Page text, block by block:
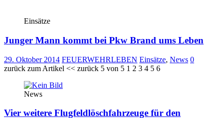
Einsätze
Junger Mann kommt bei Pkw Brand ums Leben
29. Oktober 2014 FEUERWEHRLEBEN Einsätze, News 0
zurück zum Artikel << zurück 5 von 5 1 2 3 4 5 6
News
Vier weitere Flugfeldlöschfahrzeuge für den